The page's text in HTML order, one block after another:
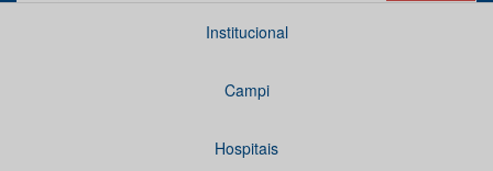
Institucional
Campi
Hospitais